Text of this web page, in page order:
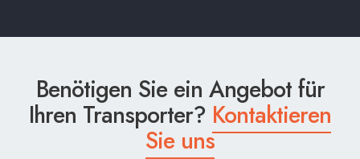
Benötigen Sie ein Angebot für
Ihren Transporter? Kontaktieren
Sie uns